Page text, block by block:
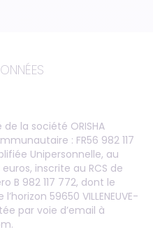
la société ORISHA
: FR56 982 117
Unipersonnelle, au
inscrite au RCS de
B 982 117 772, dont le
59650 VILLENEUVE-
par voie d’email à
.